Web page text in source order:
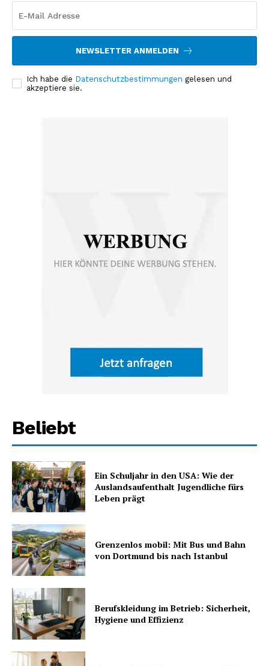
NEWSLETTER ANMELDEN
Ich habe die Datenschutzbestimmungen gelesen und
akzeptiere sie.
Beliebt
Ein Schuljahr in den USA: Wie der
Auslandsaufenthalt Jugendliche fürs
Leben prägt
Grenzenlos mobil: Mit Bus und Bahn
von Dortmund bis nach Istanbul
Berufskleidung im Betrieb: Sicherheit,
Hygiene und Effizienz